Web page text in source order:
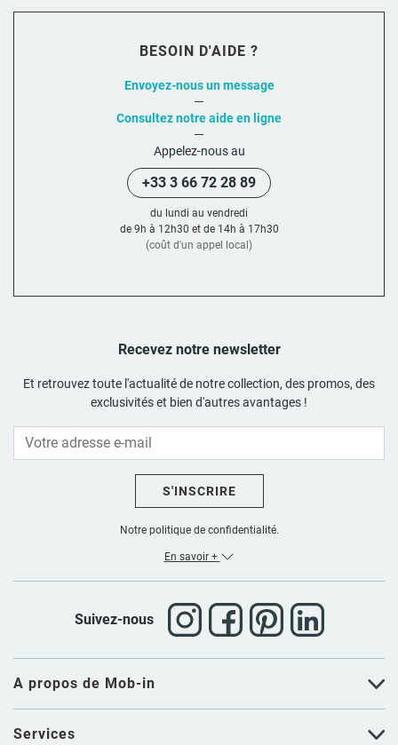
A propos de Mob-in
Services
Recevez notre newsletter
Et retrouvez toute l'actualité de notre collection, des promos, des
exclusivités et bien d'autres avantages !
S'INSCRIRE
Notre politique de confidentialité.
En savoir +
Suivez-nous
BESOIN D'AIDE ?
Envoyez-nous un message
Consultez notre aide en ligne
Appelez-nous au
+33 3 66 72 28 89
du lundi au vendredi
de 9h à 12h30 et de 14h à 17h30
(coût d'un appel local)